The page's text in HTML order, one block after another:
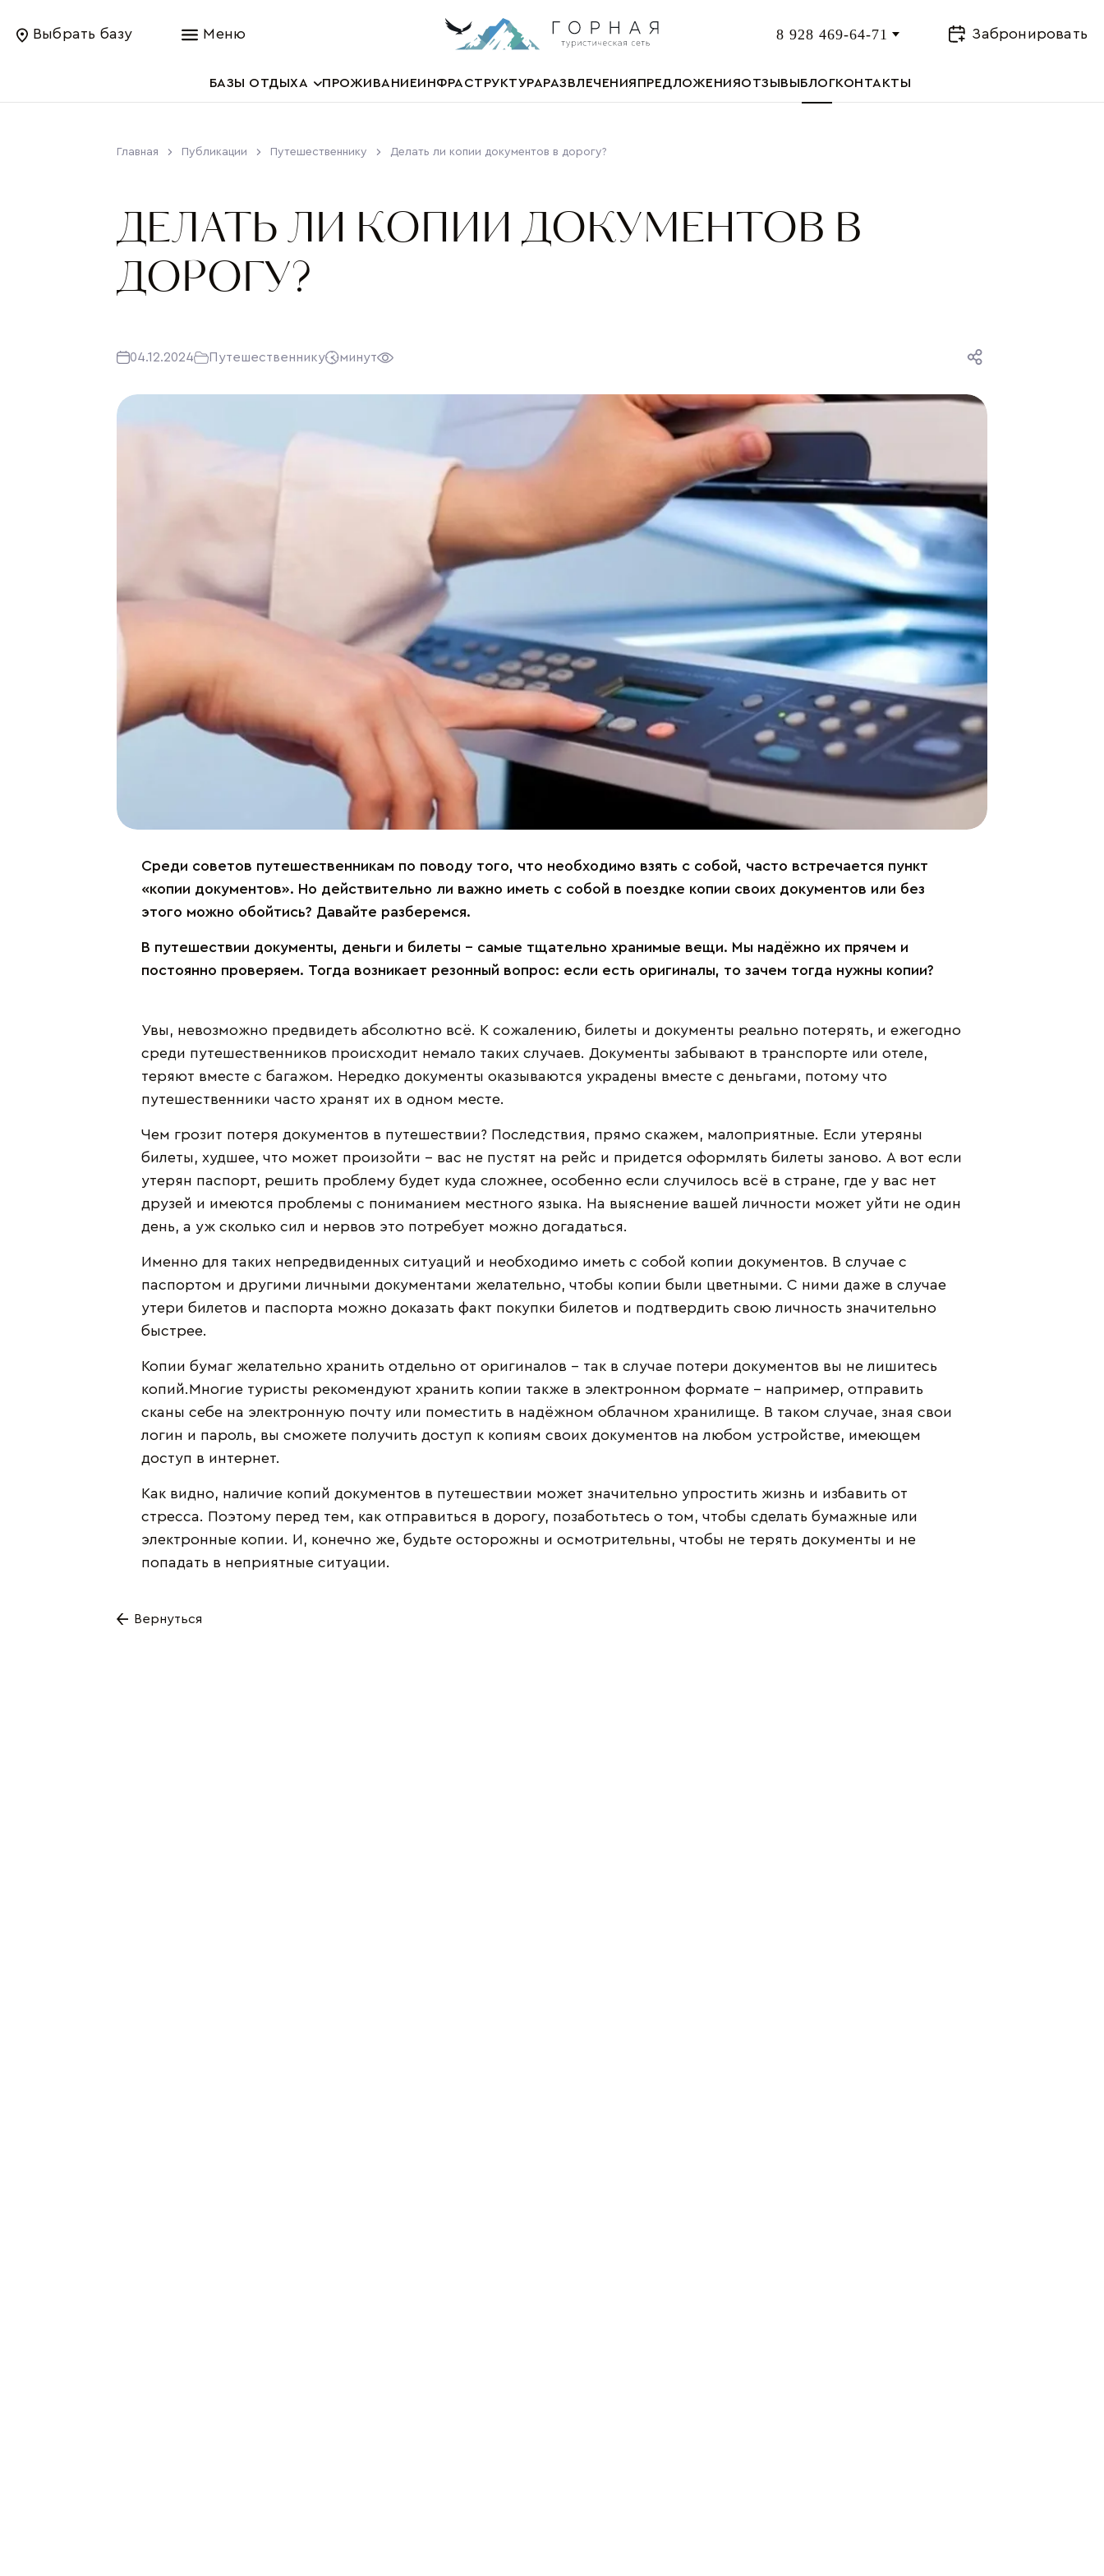
Выбрать базу Меню 8 928 469-64-71 Забронировать
БАЗЫ ОТДЫХА ПРОЖИВАНИЕИНФРАСТРУКТУРАРАЗВЛЕЧЕНИЯПРЕДЛОЖЕНИЯОТЗЫВЫБЛОГКОНТАКТЫ
Главная Публикации Путешественнику Делать ли копии документов в дорогу?
ДЕЛАТЬ ЛИ КОПИИ ДОКУМЕНТОВ В
ДОРОГУ?
04.12.2024 Путешественнику минут
Среди советов путешественникам по поводу того, что необходимо взять с собой, часто встречается пункт
«копии документов». Но действительно ли важно иметь с собой в поездке копии своих документов или без
этого можно обойтись? Давайте разберемся.
В путешествии документы, деньги и билеты – самые тщательно хранимые вещи. Мы надёжно их прячем и
постоянно проверяем. Тогда возникает резонный вопрос: если есть оригиналы, то зачем тогда нужны копии?
Увы, невозможно предвидеть абсолютно всё. К сожалению, билеты и документы реально потерять, и ежегодно
среди путешественников происходит немало таких случаев. Документы забывают в транспорте или отеле,
теряют вместе с багажом. Нередко документы оказываются украдены вместе с деньгами, потому что
путешественники часто хранят их в одном месте.
Чем грозит потеря документов в путешествии? Последствия, прямо скажем, малоприятные. Если утеряны
билеты, худшее, что может произойти – вас не пустят на рейс и придется оформлять билеты заново. А вот если
утерян паспорт, решить проблему будет куда сложнее, особенно если случилось всё в стране, где у вас нет
друзей и имеются проблемы с пониманием местного языка. На выяснение вашей личности может уйти не один
день, а уж сколько сил и нервов это потребует можно догадаться.
Именно для таких непредвиденных ситуаций и необходимо иметь с собой копии документов. В случае с
паспортом и другими личными документами желательно, чтобы копии были цветными. С ними даже в случае
утери билетов и паспорта можно доказать факт покупки билетов и подтвердить свою личность значительно
быстрее.
Копии бумаг желательно хранить отдельно от оригиналов – так в случае потери документов вы не лишитесь
копий.Многие туристы рекомендуют хранить копии также в электронном формате – например, отправить
сканы себе на электронную почту или поместить в надёжном облачном хранилище. В таком случае, зная свои
логин и пароль, вы сможете получить доступ к копиям своих документов на любом устройстве, имеющем
доступ в интернет.
Как видно, наличие копий документов в путешествии может значительно упростить жизнь и избавить от
стресса. Поэтому перед тем, как отправиться в дорогу, позаботьтесь о том, чтобы сделать бумажные или
электронные копии. И, конечно же, будьте осторожны и осмотрительны, чтобы не терять документы и не
попадать в неприятные ситуации.
Вернуться